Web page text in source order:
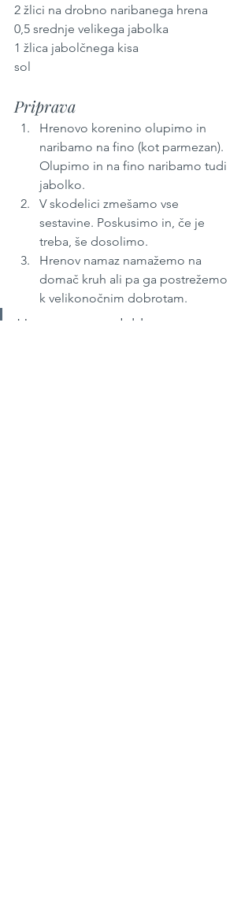
2 žlici na drobno naribanega hrena
0,5 srednje velikega jabolka
1 žlica jabolčnega kisa
sol
Priprava
Hrenovo korenino olupimo in
naribamo na fino (kot parmezan).
Olupimo in na fino naribamo tudi
jabolko.
V skodelici zmešamo vse
sestavine. Poskusimo in, če je
treba, še dosolimo.
Hrenov namaz namažemo na
domač kruh ali pa ga postrežemo
k velikonočnim dobrotam.
Hrenov namaz lahko